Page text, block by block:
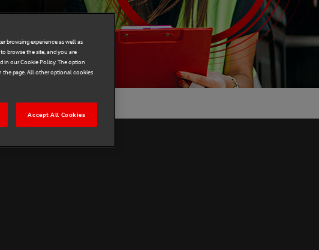
browsing experience as well as
browse the site, and you are
in our Cookie Policy. The option
the page. All other optional cookies
Accept All Cookies